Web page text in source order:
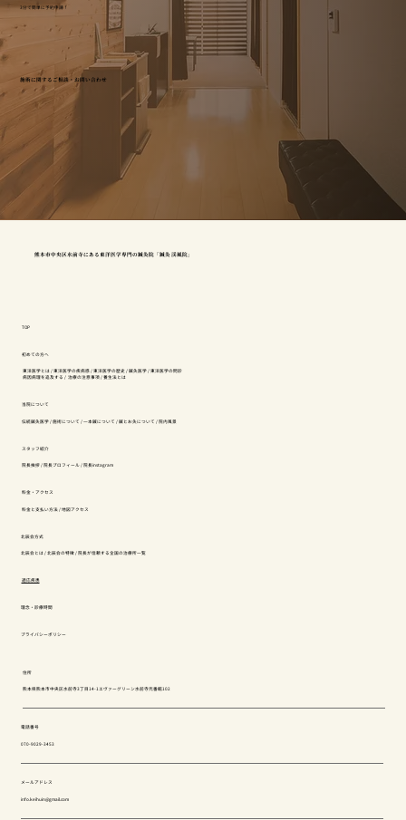
3分で簡単に予約申請！
施術に関するご相談・お問い合わせ
熊本市中央区水前寺にある東洋医学専門の鍼灸院「鍼灸 渓風院」
TOP
初めての方へ
東洋医学とは /東洋医学の疾病感/東洋医学の歴史/鍼灸医学/東洋医学の問診
病因病理を追及する / 治療の注意事項/養生法とは
当院について
伝統鍼灸医学/施術について /一本鍼について /鍼とお灸について /院内風景
スタッフ紹介
院長挨拶/院長プロフィール/院長instagram
料金・アクセス
料金と支払い方法/地図アクセス
北辰会方式
北辰会とは /北辰会の特徴/ 院長が信頼する全国の治療所一覧
適応疾患
理念・診療時間
プライバシーポリシー
住所
熊本県熊本市中央区水前寺3丁目14-1エヴァーグリーン水前寺弐番館102
電話番号
070-9029-3453
メールアドレス
info.keihuin@gmail.com